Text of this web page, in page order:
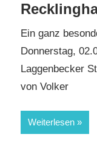
Ein ganz
Donnerstag,
Laggenbecker
von Volker
Weiterlesen